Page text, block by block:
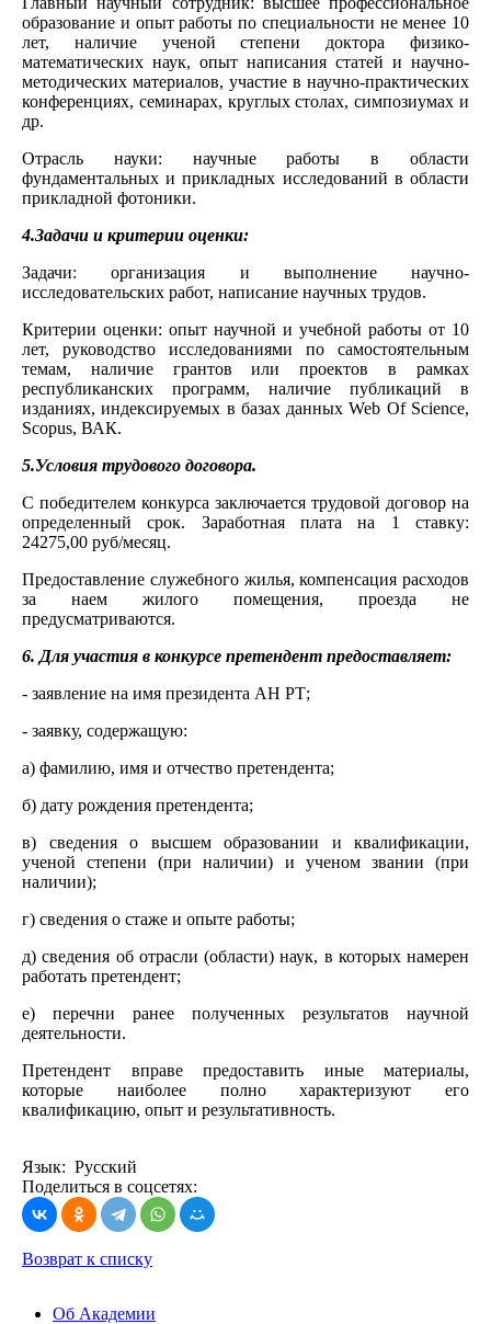
образование и опыт работы по специальности не менее 10
лет, наличие ученой степени доктора физико-
математических наук, опыт написания статей и научно-
методических материалов, участие в научно-практических
конференциях, семинарах, круглых столах, симпозиумах и
др.
Отрасль науки: научные работы в области
фундаментальных и прикладных исследований в области
прикладной фотоники.
4.Задачи и критерии оценки:
Задачи: организация и выполнение научно-
исследовательских работ, написание научных трудов.
Критерии оценки: опыт научной и учебной работы от 10
лет, руководство исследованиями по самостоятельным
темам, наличие грантов или проектов в рамках
республиканских программ, наличие публикаций в
изданиях, индексируемых в базах данных Web Of Science,
Scopus, ВАК.
5.Условия трудового договора.
С победителем конкурса заключается трудовой договор на
определенный срок. Заработная плата на 1 ставку:
24275,00 руб/месяц.
Предоставление служебного жилья, компенсация расходов
за наем жилого помещения, проезда не
предусматриваются.
6. Для участия в конкурсе претендент предоставляет:
- заявление на имя президента АН РТ;
- заявку, содержащую:
а) фамилию, имя и отчество претендента;
б) дату рождения претендента;
в) сведения о высшем образовании и квалификации,
ученой степени (при наличии) и ученом звании (при
наличии);
г) сведения о стаже и опыте работы;
д) сведения об отрасли (области) наук, в которых намерен
работать претендент;
е) перечни ранее полученных результатов научной
деятельности.
Претендент вправе предоставить иные материалы,
которые наиболее полно характеризуют его
квалификацию, опыт и результативность.
Язык: Русский
Поделиться в соцсетях:
Возврат к списку
Об Академии